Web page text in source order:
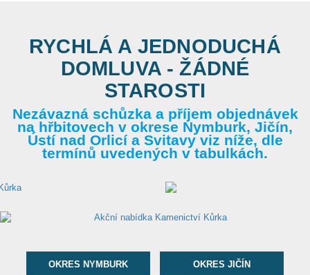
RYCHLÁ A JEDNODUCHÁ
DOMLUVA - ŽÁDNÉ
STAROSTI
Nezávazná schůzka a příjem objednávek
na hřbitovech v okrese Nymburk, Jičín,
Ústí nad Orlicí a Svitavy viz níže, dle
termínů uvedených v tabulkách.
OKRES NYMBURK OKRES JIČÍN